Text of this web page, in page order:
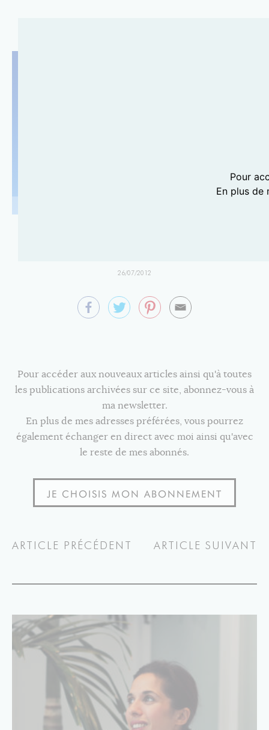
26/07/2012
Pour accéder aux nouveaux articles ainsi qu'à toutes
les publications archivées sur ce site, abonnez-vous à
ma newsletter.
En plus de mes adresses préférées, vous pourrez
également échanger en direct avec moi ainsi qu'avec
le reste de mes abonnés.
JE CHOISIS MON ABONNEMENT
Pour
En plus de
ARTICLE PRÉCÉDENT ARTICLE SUIVANT